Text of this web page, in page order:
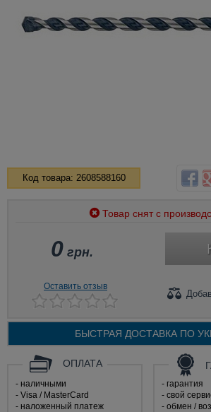
Код товара: 2608588160
Товар снят с
0грн.
Оставить отзыв
БЫСТРАЯ ДОСТАВКА ПО
ОПЛАТА
- наличными
- Visa / MasterCard
- наложенный платеж
- гарантия
- свой
- обмен /